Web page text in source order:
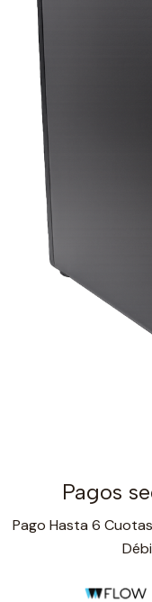
Pagos
Pago Hasta 6